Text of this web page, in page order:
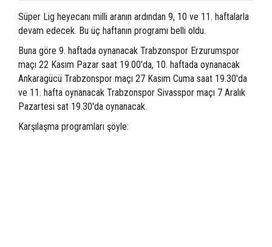
Süper Lig heyecanı milli aranın ardından 9, 10 ve 11. haftalarla
devam edecek. Bu üç haftanın programı belli oldu.
Buna göre 9. haftada oynanacak Trabzonspor Erzurumspor
maçı 22 Kasım Pazar saat 19.00'da, 10. haftada oynanacak
Ankaragücü Trabzonspor maçı 27 Kasım Cuma saat 19.30'da
ve 11. hafta oynanacak Trabzonspor Sivasspor maçı 7 Aralık
Pazartesi sat 19.30'da oynanacak.
Karşılaşma programları şöyle: